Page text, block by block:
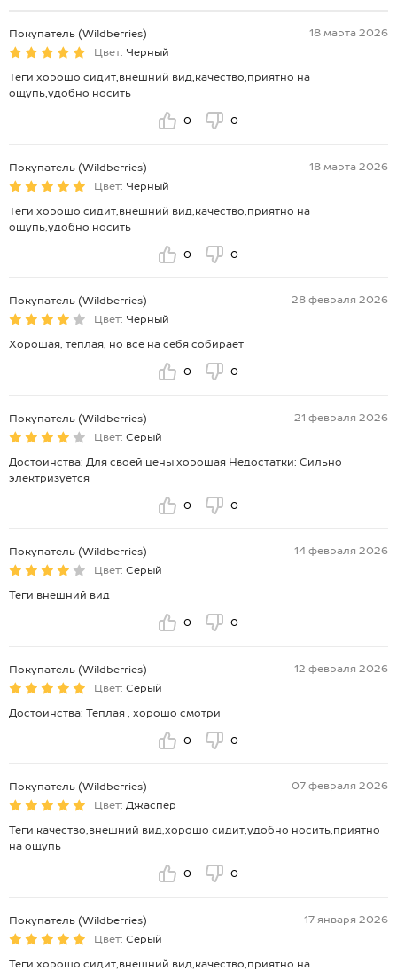
Покупатель (Wildberries)
18 марта 2026
Цвет: Черный
Теги хорошо сидит,внешний вид,качество,приятно на
ощупь,удобно носить
0 0
Покупатель (Wildberries)
18 марта 2026
Цвет: Черный
Теги хорошо сидит,внешний вид,качество,приятно на
ощупь,удобно носить
0 0
Покупатель (Wildberries)
28 февраля 2026
Цвет: Черный
Хорошая, теплая, но всё на себя собирает
0 0
Покупатель (Wildberries)
21 февраля 2026
Цвет: Серый
Достоинства: Для своей цены хорошая Недостатки: Сильно
электризуется
0 0
Покупатель (Wildberries)
14 февраля 2026
Цвет: Серый
Теги внешний вид
0 0
Покупатель (Wildberries)
12 февраля 2026
Цвет: Серый
Достоинства: Теплая , хорошо смотри
0 0
Покупатель (Wildberries)
07 февраля 2026
Цвет: Джаспер
Теги качество,внешний вид,хорошо сидит,удобно носить,приятно
на ощупь
0 0
Покупатель (Wildberries)
17 января 2026
Цвет: Серый
Теги хорошо сидит,внешний вид,качество,приятно на